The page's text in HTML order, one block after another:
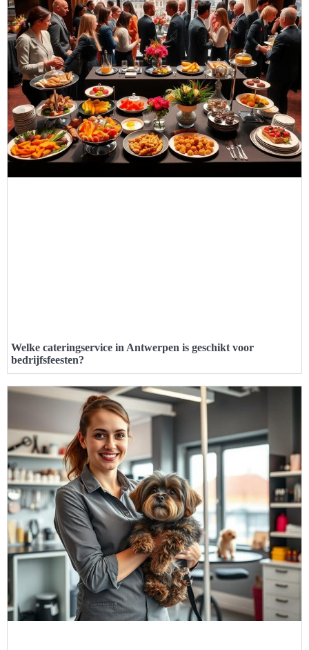
Welke cateringservice in Antwerpen is geschikt voor
bedrijfsfeesten?